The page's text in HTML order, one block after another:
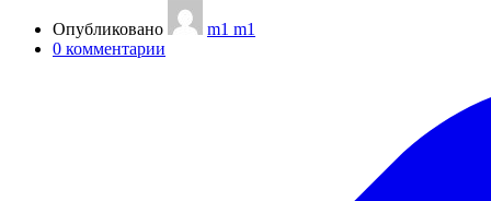
Опубликовано
m1 m1
0 комментарии